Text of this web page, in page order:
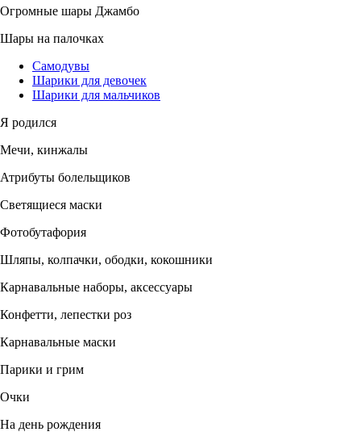
Огромные шары Джамбо
Шары на палочках
Самодувы
Шарики для девочек
Шарики для мальчиков
Я родился
Мечи, кинжалы
Атрибуты болельщиков
Светящиеся маски
Фотобутафория
Шляпы, колпачки, ободки, кокошники
Карнавальные наборы, аксессуары
Конфетти, лепестки роз
Карнавальные маски
Парики и грим
Очки
На день рождения